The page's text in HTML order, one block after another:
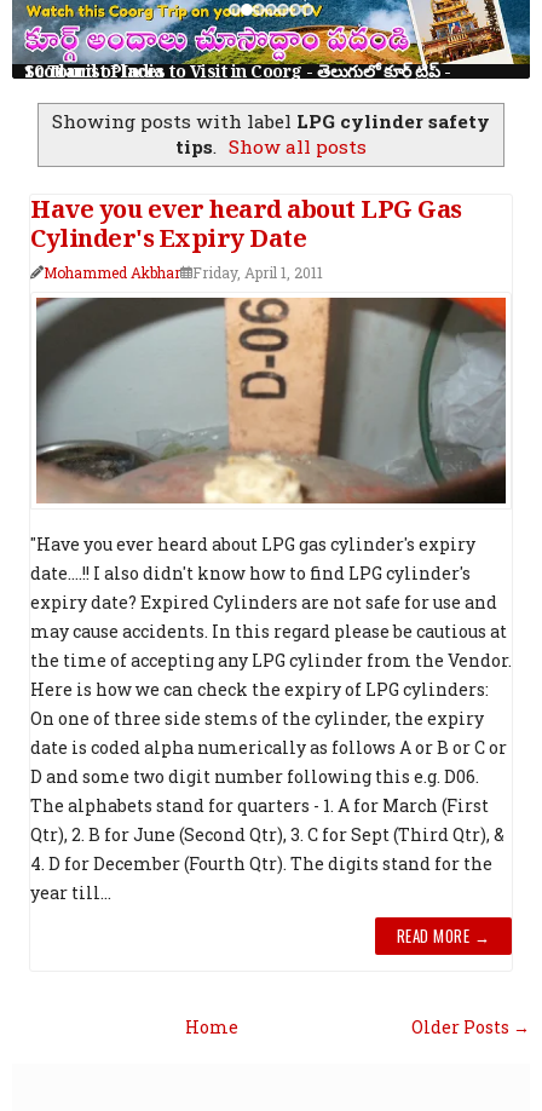
10 Tourist Places to Visit in Coorg - తెలుగులో కూర్గ్ ట్రిప్ - Scotland of India
Showing posts with label LPG cylinder safety
tips. Show all posts
Have you ever heard about LPG Gas
Cylinder's Expiry Date
Mohammed Akbhar Friday, April 1, 2011
"Have you ever heard about LPG gas cylinder's expiry
date....!! I also didn't know how to find LPG cylinder's
expiry date? Expired Cylinders are not safe for use and
may cause accidents. In this regard please be cautious at
the time of accepting any LPG cylinder from the Vendor.
Here is how we can check the expiry of LPG cylinders:
On one of three side stems of the cylinder, the expiry
date is coded alpha numerically as follows A or B or C or
D and some two digit number following this e.g. D06.
The alphabets stand for quarters - 1. A for March (First
Qtr), 2. B for June (Second Qtr), 3. C for Sept (Third Qtr), &
4. D for December (Fourth Qtr). The digits stand for the
year till...
READ MORE →
Older Posts →
Home